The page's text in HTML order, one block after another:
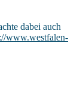
dabei auch
www.westfalen-